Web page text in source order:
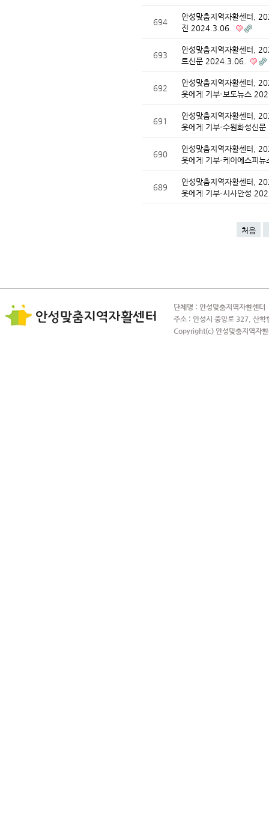
694
안성맞춤지역자활센터,
진 2024.3.06.
693
안성맞춤지역자활센터,
트신문 2024.3.06.
692
안성맞춤지역자활센터,
웃에게 기부-보도뉴스
691
안성맞춤지역자활센터,
웃에게 기부-수원화성신
690
안성맞춤지역자활센터,
웃에게 기부-케이에스피
689
안성맞춤지역자활센터,
웃에게 기부-시사안성
처음
단체명 : 안성맞춤지역자활센
주소 : 안성시 중앙로 327, 산
Copyright(c) 안성맞춤지역